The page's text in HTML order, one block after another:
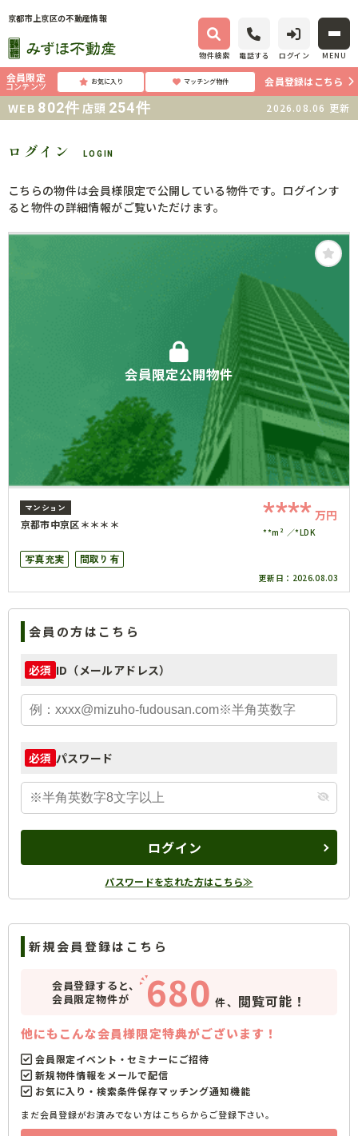
京都市上京区の不動産情報
物件検索 電話する ログイン MENU
会員限定
コンテンツ お気に入り マッチング物件 会員登録はこちら
WEB 802件 店頭 254件 2026.08.06 更新
ログイン LOGIN
こちらの物件は会員様限定で公開している物件です。ログインす
ると物件の詳細情報がご覧いただけます。
会員限定公開物件
マンション
京都市中京区＊＊＊＊ **** 万円
**m² *LDK
写真充実 間取り有
更新日： 2026.08.03
会員の方はこちら
必須 ID（メールアドレス）
必須 パスワード
ログイン
パスワードを忘れた方はこちら≫
新規会員登録はこちら
会員登録すると、
会員限定物件が
680 件、 閲覧可能！
他にもこんな会員様限定特典がございます！
会員限定イベント・セミナーにご招待
新規物件情報をメールで配信
お気に入り・検索条件保存マッチング通知機能
まだ会員登録がお済みでない方はこちらからご登録下さい。